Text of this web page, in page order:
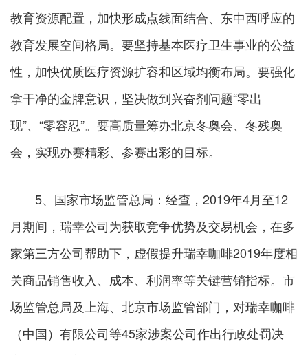
教育资源配置，加快形成点线面结合、东中西呼应的
教育发展空间格局。要坚持基本医疗卫生事业的公益
性，加快优质医疗资源扩容和区域均衡布局。要强化
拿干净的金牌意识，坚决做到兴奋剂问题“零出
现”、“零容忍”。要高质量筹办北京冬奥会、冬残奥
会，实现办赛精彩、参赛出彩的目标。
5、国家市场监管总局：经查，2019年4月至12
月期间，瑞幸公司为获取竞争优势及交易机会，在多
家第三方公司帮助下，虚假提升瑞幸咖啡2019年度相
关商品销售收入、成本、利润率等关键营销指标。市
场监管总局及上海、北京市场监管部门，对瑞幸咖啡
（中国）有限公司等45家涉案公司作出行政处罚决